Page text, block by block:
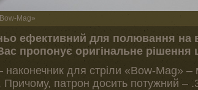
Mag»
ефективний для полювання на
пропонує оригінальне рішення
наконечник для стріли «Bow-Mag»
Причому, патрон досить потужний –